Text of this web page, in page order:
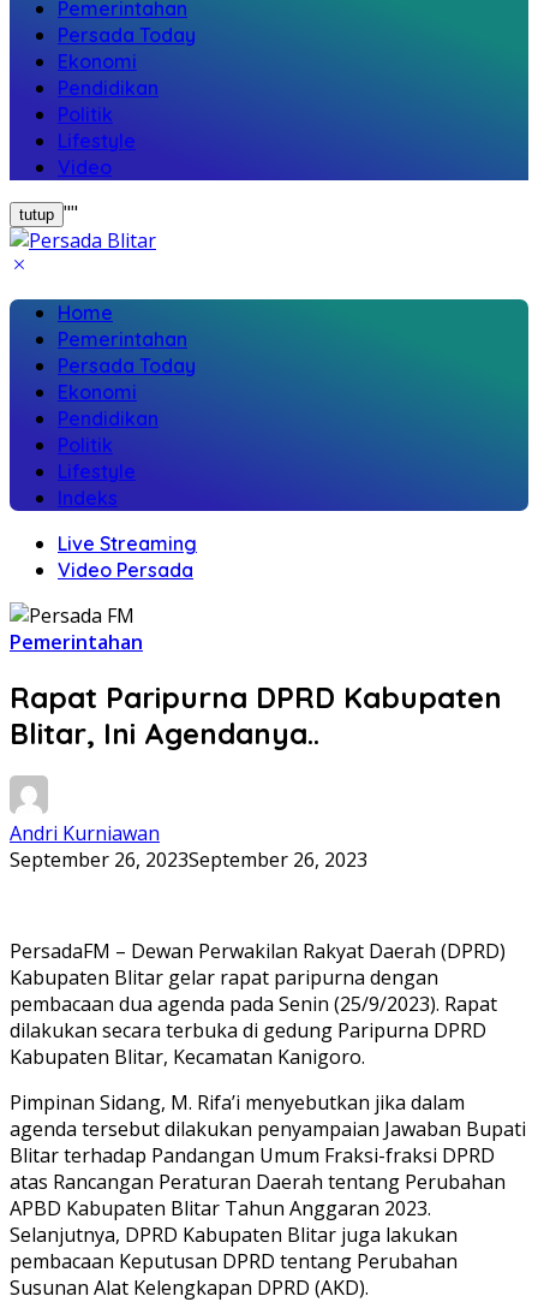
Pemerintahan
Persada Today
Ekonomi
Pendidikan
Politik
Lifestyle
Video
tutup ""
Home
Pemerintahan
Persada Today
Ekonomi
Pendidikan
Politik
Lifestyle
Indeks
Live Streaming
Video Persada
Pemerintahan
Rapat Paripurna DPRD Kabupaten
Blitar, Ini Agendanya..
Andri Kurniawan
September 26, 2023September 26, 2023
PersadaFM – Dewan Perwakilan Rakyat Daerah (DPRD)
Kabupaten Blitar gelar rapat paripurna dengan
pembacaan dua agenda pada Senin (25/9/2023). Rapat
dilakukan secara terbuka di gedung Paripurna DPRD
Kabupaten Blitar, Kecamatan Kanigoro.
Pimpinan Sidang, M. Rifa’i menyebutkan jika dalam
agenda tersebut dilakukan penyampaian Jawaban Bupati
Blitar terhadap Pandangan Umum Fraksi-fraksi DPRD
atas Rancangan Peraturan Daerah tentang Perubahan
APBD Kabupaten Blitar Tahun Anggaran 2023.
Selanjutnya, DPRD Kabupaten Blitar juga lakukan
pembacaan Keputusan DPRD tentang Perubahan
Susunan Alat Kelengkapan DPRD (AKD).